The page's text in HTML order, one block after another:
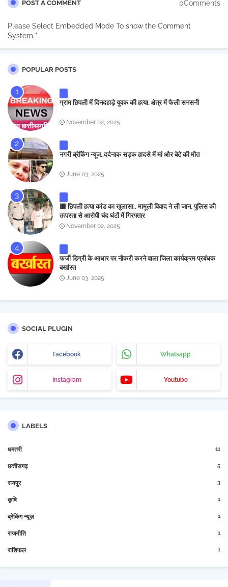
POST A COMMENT 0Comments
Please Select Embedded Mode To show the Comment
System.*
POPULAR POSTS
ग्राम छिपली में दिनदहाड़े युवक की हत्या, क्षेत्र में फैली सनसनी
November 02, 2025
नगरी ब्रेकिंग न्यूज..दर्दनाक सड़क हादसे में मां और बेटे की मौत
June 03, 2025
🟥 छिपली हत्या कांड का खुलासा.. मामूली विवाद ने ली जान, पुलिस की
तत्परता से आरोपी चंद घंटों में गिरफ्तार
November 02, 2025
फर्जी डिग्री के आधार पर नौकरी करने वाला जिला कार्यक्रम प्रबंधक
बर्खास्त
June 03, 2025
SOCIAL PLUGIN
Facebook Whatsapp
Instagram Youtube
LABELS
धमतरी 11
छत्तीसगढ़ 5
रायपुर 3
कृषि 1
ब्रेकिंग न्यूज़ 1
राजनीति 1
राशिफल 1